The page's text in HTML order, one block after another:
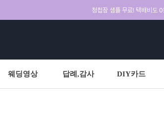
청첩장 샘플 무료! 택배비도
웨딩영상 답례,감사 DIY카드